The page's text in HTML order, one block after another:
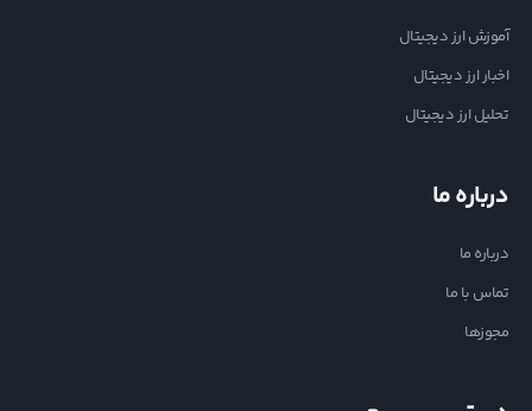
آموزش ارز دیجیتال
اخبار ارز دیجیتال
تحلیل ارز دیجیتال
درباره ما
درباره ما
تماس با ما
مجوزها